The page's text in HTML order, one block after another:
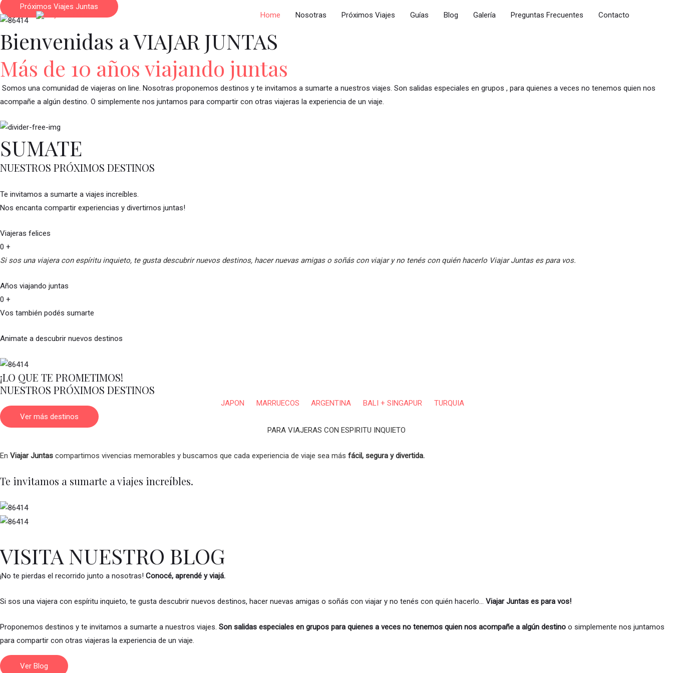
Ir
al
contenido
Home Nosotras Próximos Viajes Guías Blog Galería Preguntas Frecuentes Contacto
Próximos Viajes Juntas
Bienvenidas a VIAJAR JUNTAS
Más de 10 años viajando juntas
Somos una comunidad de viajeras on line. Nosotras proponemos destinos y te invitamos a sumarte a nuestros viajes. Son salidas especiales en grupos , para quienes a veces no tenemos quien nos
acompañe a algún destino. O simplemente nos juntamos para compartir con otras viajeras la experiencia de un viaje.
SUMATE
NUESTROS PRÓXIMOS DESTINOS
Te invitamos a sumarte a viajes increíbles.
Nos encanta compartir experiencias y divertirnos juntas!
Viajeras felices
0 +
Si sos una viajera con espíritu inquieto, te gusta descubrir nuevos destinos, hacer nuevas amigas o soñás con viajar y no tenés con quién hacerlo Viajar Juntas es para vos.
Años viajando juntas
0 +
Vos también podés sumarte
Animate a descubrir nuevos destinos
¡LO QUE TE PROMETIMOS!
NUESTROS PRÓXIMOS DESTINOS
JAPON MARRUECOS ARGENTINA BALI + SINGAPUR
TURQUIA
Ver más destinos
PARA VIAJERAS CON ESPIRITU INQUIETO
En Viajar Juntas compartimos vivencias memorables y buscamos que cada experiencia de viaje sea más fácil, segura y divertida.
Te invitamos a sumarte a viajes increíbles.
VISITA NUESTRO BLOG
¡No te pierdas el recorrido junto a nosotras! Conocé, aprendé y viajá.
Si sos una viajera con espíritu inquieto, te gusta descubrir nuevos destinos, hacer nuevas amigas o soñás con viajar y no tenés con quién hacerlo… Viajar Juntas es para vos!
Proponemos destinos y te invitamos a sumarte a nuestros viajes. Son salidas especiales en grupos para quienes a veces no tenemos quien nos acompañe a algún destino o simplemente nos juntamos
para compartir con otras viajeras la experiencia de un viaje.
Ver Blog